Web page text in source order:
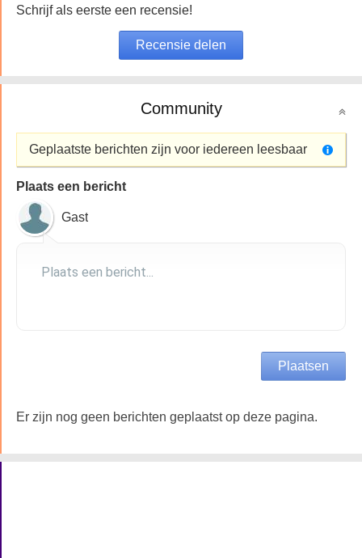
Schrijf als eerste een recensie!
Community
Geplaatste berichten zijn voor iedereen leesbaar
Plaats een bericht
Gast
Er zijn nog geen berichten geplaatst op deze pagina.